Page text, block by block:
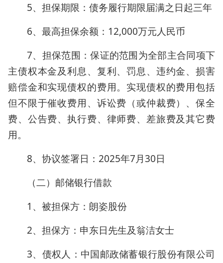
5、担保期限：债务履行期限届满之日起三年
6、最高担保余额：12,000万元人民币
7、担保范围：保证的范围为全部主合同项下
主债权本金及利息、复利、罚息、违约金、损害
赔偿金和实现债权的费用。实现债权的费用包括
但不限于催收费用、诉讼费（或仲裁费）、保全
费、公告费、执行费、律师费、差旅费及其它费
用。
8、协议签署日：2025年7月30日
（二）邮储银行借款
1、被担保方：朗姿股份
2、担保方：申东日先生及翁洁女士
3、债权人：中国邮政储蓄银行股份有限公司